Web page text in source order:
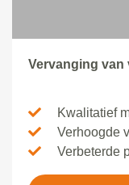
Vervanging van
Kwalitatief
Verhoogde
Verbeterde